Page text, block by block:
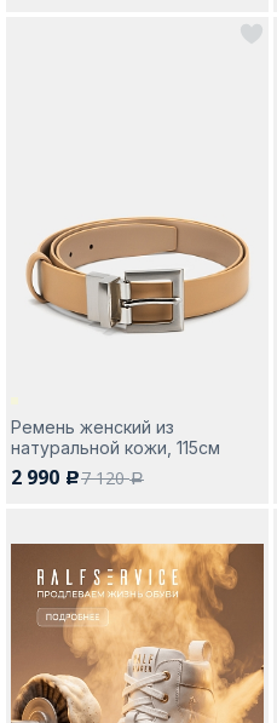
Ремень женский из
натуральной кожи, 115см
2 990 c7 120a